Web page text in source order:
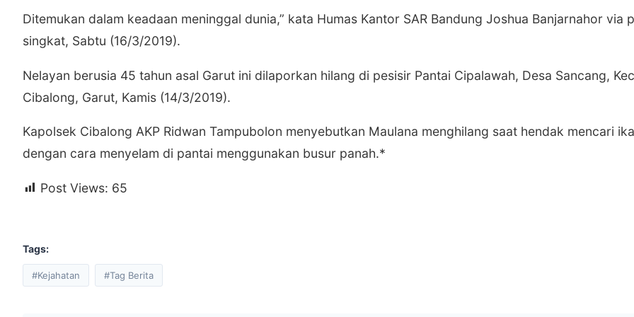
Ditemukan dalam keadaan meninggal dunia,” kata Humas Kantor SAR Bandung Joshua Banjarnahor via
singkat, Sabtu (16/3/2019).
Nelayan berusia 45 tahun asal Garut ini dilaporkan hilang di pesisir Pantai Cipalawah, Desa Sancang,
Cibalong, Garut, Kamis (14/3/2019).
Kapolsek Cibalong AKP Ridwan Tampubolon menyebutkan Maulana menghilang saat hendak mencari
dengan cara menyelam di pantai menggunakan busur panah.*
Post Views: 65
Tags:
#Kejahatan #Tag Berita